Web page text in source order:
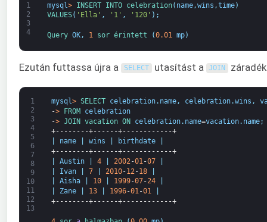
1
2
3
4
mysql > INSERT INTO celebration( name,wins ,time)
VALUES( 'Ella' , '1' , '120' ) ;
Query OK, 1 sor érintett (0.01 mp)
Ezután futtassa újra a SELECT utasítást a JOIN
1
2
3
4
5
6
7
8
9
10
11
12
13
mysql> SELECT celebration. name, celebration.wins ,
-> FROM celebration
-> JOIN vacation ON celebration. name=vacation. name;
+--------+------+------------+
name wins birthdate
+--------+------+------------+
Austin 4 2002 -01 -07
Ivan 7 2010-12 -18
Aisha 10 1999-07-24
Zane 13 1996-01-01
+--------+------+------------+